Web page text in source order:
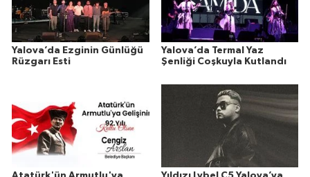
Yalova’da Ezginin Günlüğü
Rüzgarı Esti
Yalova’da Termal Yaz
Şenliği Coşkuyla Kutlandı